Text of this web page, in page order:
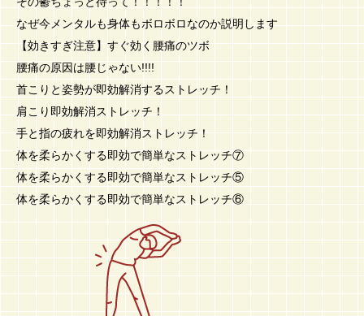
なぜ今メンタルも身体もボロボロなのか説明します
【効きすぎ注意】すぐ効く腰痛のツボ
腰痛の原因は腰じゃない!!!!
首こりと姿勢が即効解消するストレッチ！
肩こり即効解消ストレッチ！
手と指の疲れを即効解消ストレッチ！
体を柔らかくする即効で簡単なストレッチ⑦
体を柔らかくする即効で簡単なストレッチ⑤
体を柔らかくする即効で簡単なストレッチ⑥